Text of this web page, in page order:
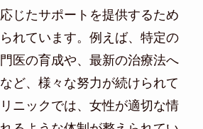
じたサポートを提供するため
れています。例えば、特定の
医の育成や、最新の治療法へ
ど、様々な努力が続けられて
ニックでは、女性が適切な情